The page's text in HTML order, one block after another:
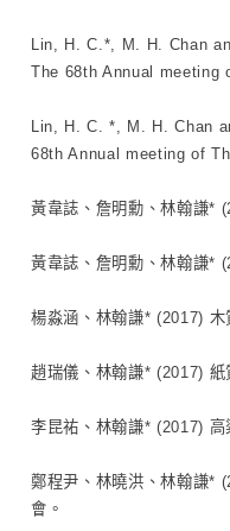
Lin, H. C.*, M. H. Chan
The 68th Annual meeting
Lin, H. C. *, M. H. Chan
68th Annual meeting of
黃韋誌、詹明勳、林翰謙*
黃韋誌、詹明勳、林翰謙*
楊淼涵、林翰謙* (2017) 木
趙瑞儀、林翰謙* (2017) 紙
李昆祐、林翰謙* (2017) 高
鄭程尹、林曉洪、林翰謙*
會。